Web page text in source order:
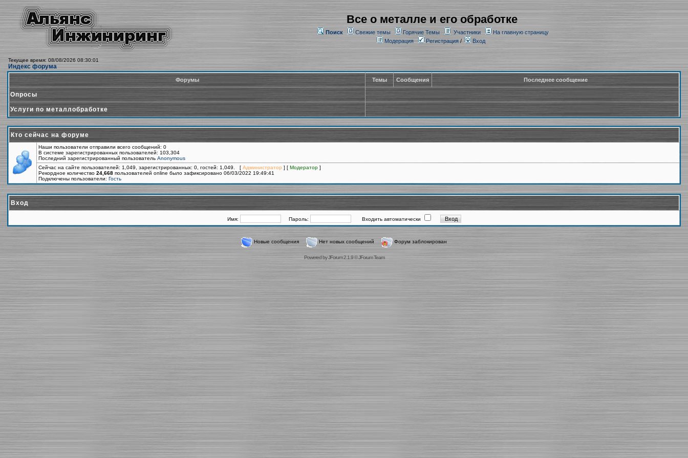
Все о металле и его обработке
Поиск Свежие темы Горячие Темы Участники
На главную страницу
Модерация
Регистрация/ Вход
Текущее время: 08/08/2026 08:30:01
Индекс форума
Форумы Темы Сообщения Последнее сообщение
Опросы
Услуги по металлобработке
Кто сейчас на форуме
Наши пользователи отправили всего сообщений: 0
В системе зарегистрированных пользователей: 103,304
Последний зарегистрированный пользователь Anonymous
Сейчас на сайте пользователей: 1,049, зарегистрированных: 0, гостей: 1,049. [ Администратор ] [ Модератор ]
Рекордное количество 24,668 пользователей online было зафиксировано 06/03/2022 19:49:41
Подключены пользователи: Гость
Вход
Имя: Пароль: Входить автоматически
Новые сообщения Нет новых сообщений Форум заблокирован
Powered byJForum 2.1.9©JForum Team